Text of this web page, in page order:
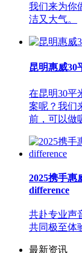
我们来为你
洁又大气。
昆明惠威30
在昆明30平
案呢？我们
前，可以做
2025携手惠
difference
共赴专业声
共同极至体
最新资讯